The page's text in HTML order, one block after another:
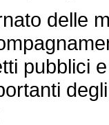
delle
pubblici